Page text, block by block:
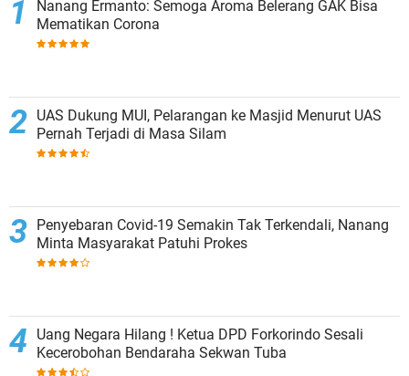
Nanang Ermanto: Semoga Aroma Belerang GAK Bisa
Mematikan Corona
UAS Dukung MUI, Pelarangan ke Masjid Menurut UAS
Pernah Terjadi di Masa Silam
Penyebaran Covid-19 Semakin Tak Terkendali, Nanang
Minta Masyarakat Patuhi Prokes
Uang Negara Hilang ! Ketua DPD Forkorindo Sesali
Kecerobohan Bendaraha Sekwan Tuba